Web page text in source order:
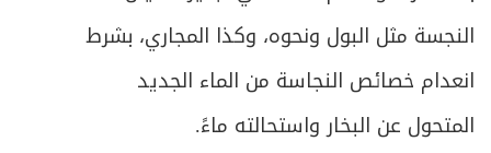
النجسة مثل البول ونحوه، وكذا المجاري، بشرط
انعدام خصائص النجاسة من الماء الجديد
المتحول عن البخار واستحالته ماءً.